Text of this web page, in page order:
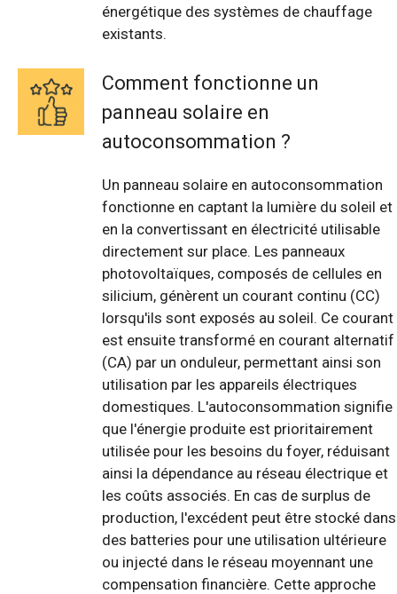
énergétique des systèmes de chauffage
existants.
Comment fonctionne un
panneau solaire en
autoconsommation ?
Un panneau solaire en autoconsommation
fonctionne en captant la lumière du soleil et
en la convertissant en électricité utilisable
directement sur place. Les panneaux
photovoltaïques, composés de cellules en
silicium, génèrent un courant continu (CC)
lorsqu'ils sont exposés au soleil. Ce courant
est ensuite transformé en courant alternatif
(CA) par un onduleur, permettant ainsi son
utilisation par les appareils électriques
domestiques. L'autoconsommation signifie
que l'énergie produite est prioritairement
utilisée pour les besoins du foyer, réduisant
ainsi la dépendance au réseau électrique et
les coûts associés. En cas de surplus de
production, l'excédent peut être stocké dans
des batteries pour une utilisation ultérieure
ou injecté dans le réseau moyennant une
compensation financière. Cette approche